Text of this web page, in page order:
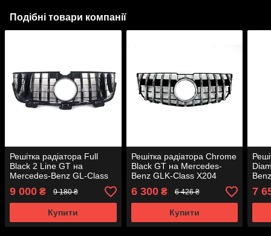
Подібні товари компанії
Решітка радіатора Full
Black 2 Line GT на
Mercedes-Benz GL-Class
X164 2009-2012 року
9 000 ₴ 9 180 ₴
Купити
Решітка радіатора Chrome
Black GT на Mercedes-
Benz GLK-Class X204
2012-2015 року
6 300₴ 6 426 ₴
Купити
7